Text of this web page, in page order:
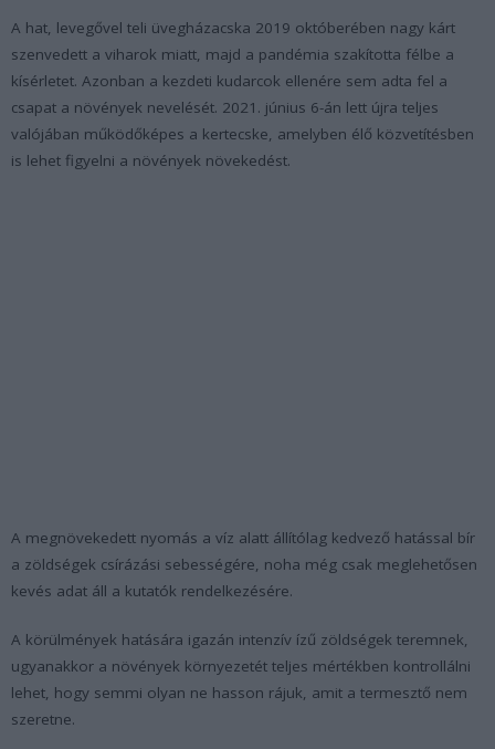
A hat, levegővel teli üvegházacska 2019 októberében nagy kárt
szenvedett a viharok miatt, majd a pandémia szakította félbe a
kísérletet. Azonban a kezdeti kudarcok ellenére sem adta fel a
csapat a növények nevelését. 2021. június 6-án lett újra teljes
valójában működőképes a kertecske, amelyben élő közvetítésben
is lehet figyelni a növények növekedést.
A megnövekedett nyomás a víz alatt állítólag kedvező hatással bír
a zöldségek csírázási sebességére, noha még csak meglehetősen
kevés adat áll a kutatók rendelkezésére.
A körülmények hatására igazán intenzív ízű zöldségek teremnek,
ugyanakkor a növények környezetét teljes mértékben kontrollálni
lehet, hogy semmi olyan ne hasson rájuk, amit a termesztő nem
szeretne.